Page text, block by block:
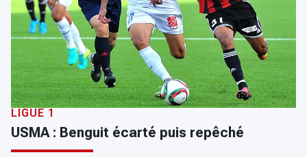
LIGUE 1
USMA : Benguit écarté puis repêché